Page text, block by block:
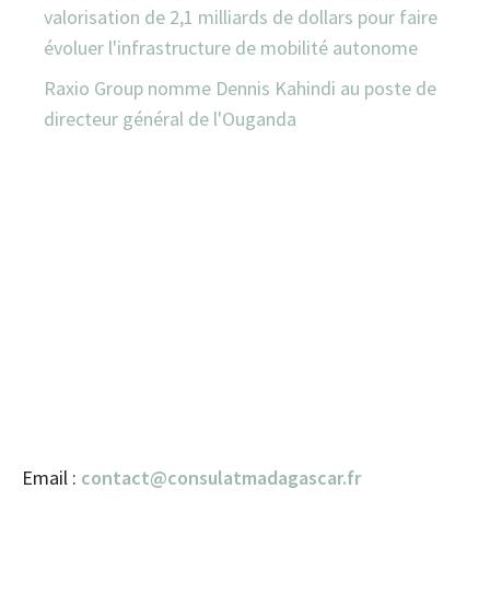
valorisation de 2,1 milliards de dollars pour faire
évoluer l'infrastructure de mobilité autonome
Raxio Group nomme Dennis Kahindi au poste de
directeur général de l'Ouganda
Email : contact@consulatmadagascar.fr